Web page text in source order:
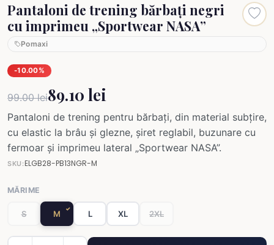
Pantaloni de trening bărbați negri
cu imprimeu „Sportwear NASA”
Pomaxi
-10.00%
99.00 lei89.10 lei
Pantaloni de trening pentru bărbați, din material subțire,
cu elastic la brâu și glezne, șiret reglabil, buzunare cu
fermoar și imprimeu lateral „Sportwear NASA”.
SKU:ELGB28-PB13NGR-M
MĂRIME
S M L XL 2XL